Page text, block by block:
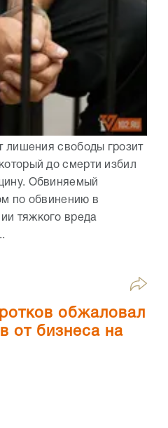
лишения свободы грозит
до смерти избил
Обвиняемый
по обвинению в
тяжкого вреда
обжаловал
от бизнеса на